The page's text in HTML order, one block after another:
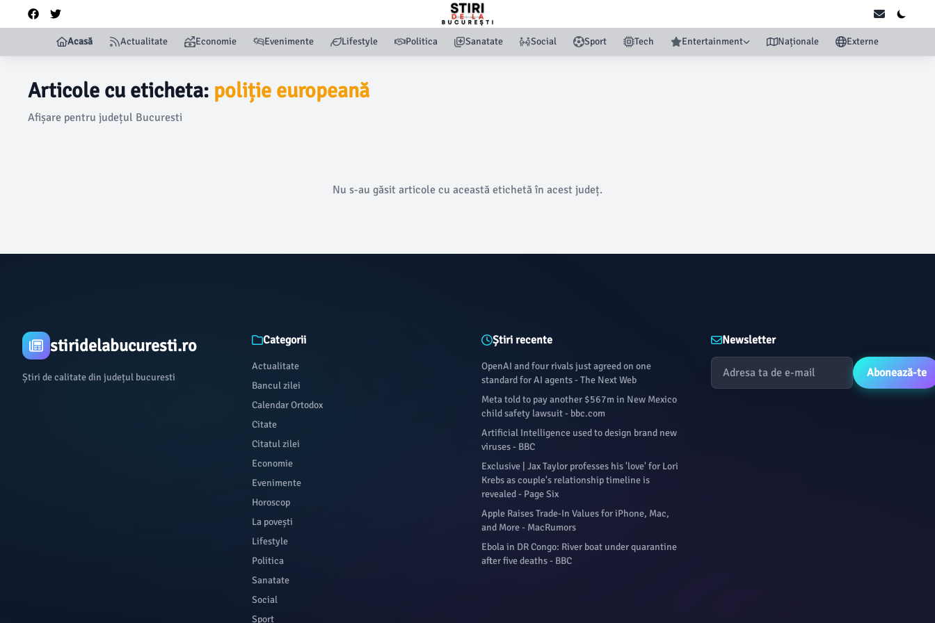
Acasă Actualitate Economie Evenimente Lifestyle Politica Sanatate Social Sport Tech Entertainment Naționale Externe
Articole cu eticheta: poliție europeană
Afișare pentru județul Bucuresti
Nu s-au găsit articole cu această etichetă în acest județ.
stiridelabucuresti.ro
Știri de calitate din județul bucuresti
Categorii
Actualitate
Bancul zilei
Calendar Ortodox
Citate
Citatul zilei
Economie
Evenimente
Horoscop
La povești
Lifestyle
Politica
Sanatate
Social
Sport
Știri recente
OpenAI and four rivals just agreed on one
standard for AI agents - The Next Web
Meta told to pay another $567m in New Mexico
child safety lawsuit - bbc.com
Artificial Intelligence used to design brand new
viruses - BBC
Exclusive | Jax Taylor professes his 'love' for Lori
Krebs as couple's relationship timeline is
revealed - Page Six
Apple Raises Trade-In Values for iPhone, Mac,
and More - MacRumors
Ebola in DR Congo: River boat under quarantine
after five deaths - BBC
Newsletter
Abonează-te